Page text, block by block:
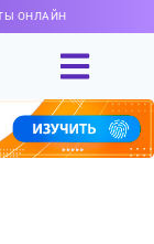
ОНЛАЙН